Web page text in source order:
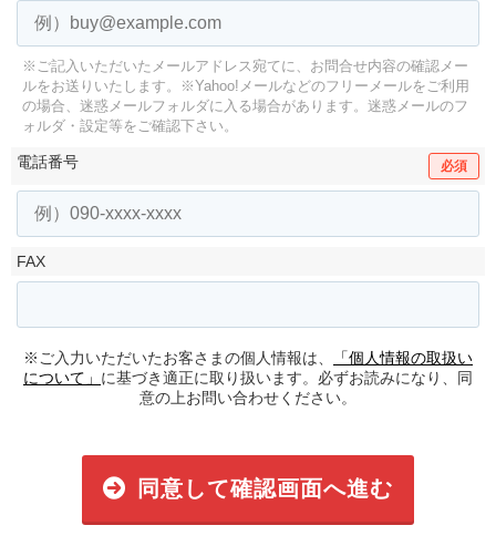
※ご記入いただいたメールアドレス宛てに、お問合せ内容の確認メー
ルをお送りいたします。
※Yahoo!メールなどのフリーメールをご利用
の場合、迷惑メールフォルダに入る場合があります。 迷惑メールのフ
ォルダ・設定等をご確認下さい。
電話番号 必須
FAX
※ご入力いただいたお客さまの個人情報は、
「個人情報の取扱い
について」 に基づき適正に取り扱います。必ずお読みになり、同
意の上お問い合わせください。
同意して確認画面へ進む